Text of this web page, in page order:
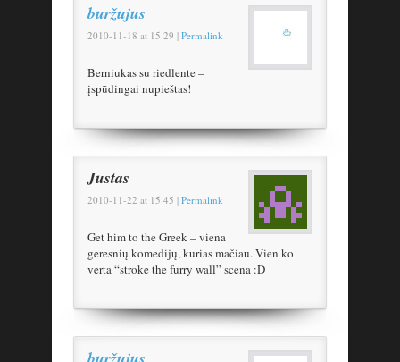
buržujus
2010-11-18 at 15:29 | Permalink
Berniukas su riedlente –
įspūdingai nupieštas!
Justas
2010-11-22 at 15:45 | Permalink
Get him to the Greek – viena
geresnių komedijų, kurias mačiau. Vien ko
verta “stroke the furry wall” scena :D